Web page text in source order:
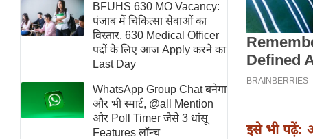
विश्लेषण
समसामयिक
मातृभूमि
स्तंभ
एम.
आर.
BFUHS 630 MO Vacancy:
पंजाब में चिकित्सा सेवाओं का
विस्तार, 630 Medical Officer
पदों के लिए आज Apply करने का
Last Day
WhatsApp Group Chat बनेगा
और भी स्मार्ट, @all Mention
और Poll Timer जैसे 3 धांसू
Features लॉन्च
इसे भी पढ़ें: